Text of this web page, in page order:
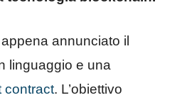
annunciato il
linguaggio e una
contract. L’obiettivo